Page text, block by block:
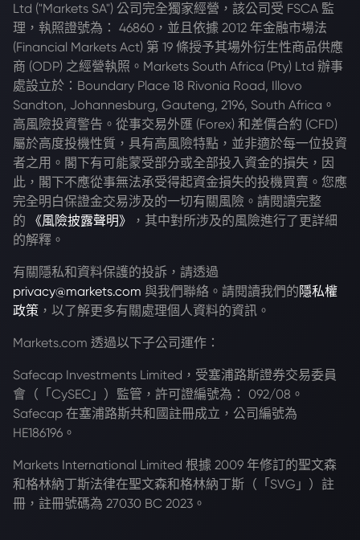
Ltd ("Markets SA") 公司完全獨家經營，該公司受 FSCA 監
理，執照證號為： 46860，並且依據 2012 年金融市場法
(Financial Markets Act) 第 19 條授予其場外衍生性商品供應
商 (ODP) 之經營執照。Markets South Africa (Pty) Ltd 辦事
處設立於：Boundary Place 18 Rivonia Road, Illovo
Sandton, Johannesburg, Gauteng, 2196, South Africa。
高風險投資警告。從事交易外匯 (Forex) 和差價合約 (CFD)
屬於高度投機性質，具有高風險特點，並非適於每一位投資
者之用。閣下有可能蒙受部分或全部投入資金的損失，因
此，閣下不應從事無法承受得起資金損失的投機買賣。您應
完全明白保證金交易涉及的一切有關風險。請閱讀完整
的
《風險披露聲明》
，其中對所涉及的風險進行了更詳細
的解釋。
有關隱私和資料保護的投訴，請透過
privacy@markets.com 與我們聯絡。請閱讀我們的 隱私權
政策 ，以了解更多有關處理個人資料的資訊。
Markets.com 透過以下子公司運作：
Safecap Investments Limited，受塞浦路斯證券交易委員
會（「CySEC」）監管，許可證編號為： 092/08。
Safecap 在塞浦路斯共和國註冊成立，公司編號為
HE186196。
Markets International Limited 根據 2009 年修訂的聖文森
和格林納丁斯法律在聖文森和格林納丁斯（「SVG」）註
冊，註冊號碼為 27030 BC 2023。